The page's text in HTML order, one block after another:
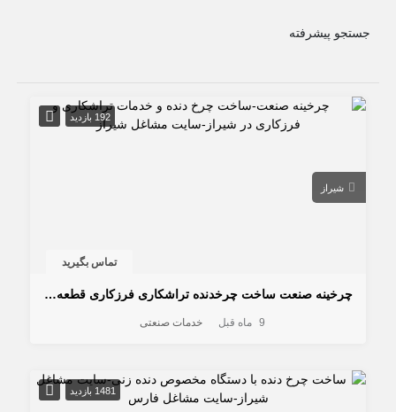
جستجو پیشرفته
192 بازدید
شیراز
تماس بگیرید
چرخینه صنعت ساخت چرخدنده تراشکاری فرزکاری قطعه سازی تعمیرات گیربکس های صنعتی
9 ماه قبل خدمات صنعتی
1481 بازدید